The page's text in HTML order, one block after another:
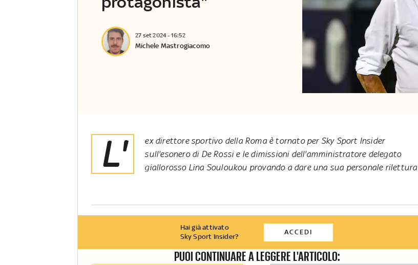
27 set 2024 - 16:52
Michele Mastrogiacomo
L'
ex direttore sportivo della Roma è tornato per Sky Sport Insider
sull'esonero di De Rossi e le dimissioni dell'amministratore delegato
giallorosso Lina Souloukou provando a dare una sua personale rilettura
Hai già attivato
Sky Sport Insider?
ACCEDI
PUOI CONTINUARE A LEGGERE L'ARTICOLO: